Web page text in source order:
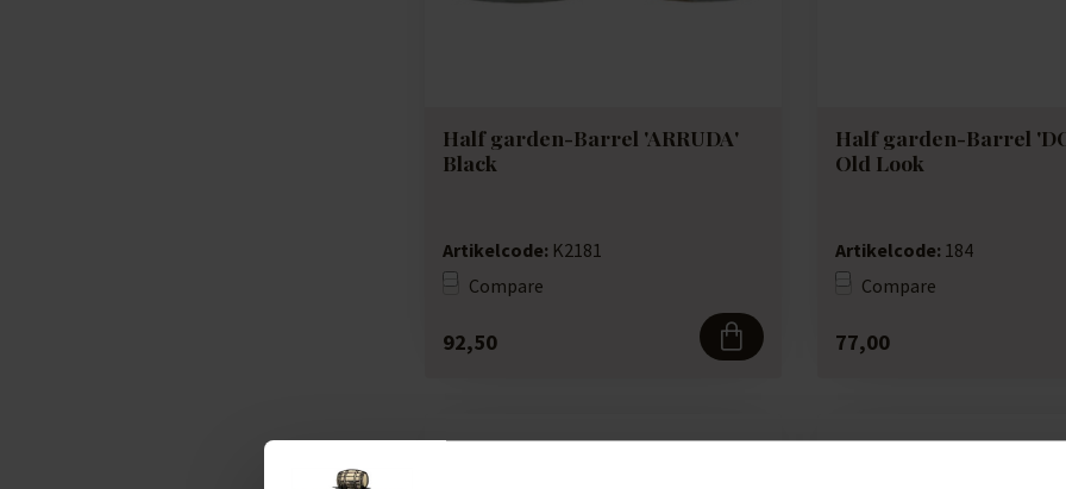
Half garden-Barrel 'ARRUDA'
Black
Artikelcode: K2181
Compare
92,50
Half garden-Barrel
Old Look
Artikelcode: 184
Compare
77,00